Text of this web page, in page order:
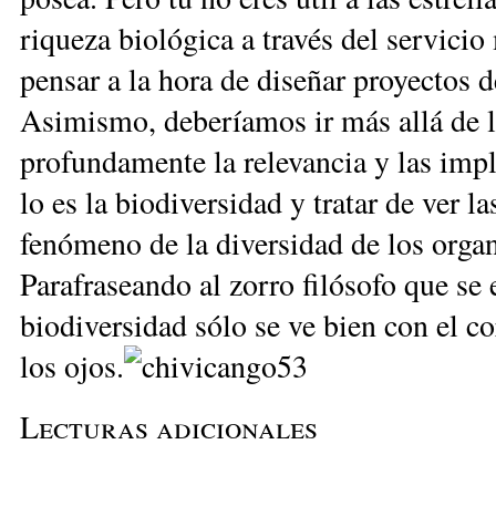
riqueza biológica a través del
pensar a la hora de diseñar proyectos
Asimismo, deberíamos ir más allá de
profundamente la relevancia y las
lo es la biodiversidad y tratar de ver
fenómeno de la diversidad de los
Parafraseando al zorro filósofo que
biodiversidad sólo se ve bien con el
los ojos.
Lecturas adicionales